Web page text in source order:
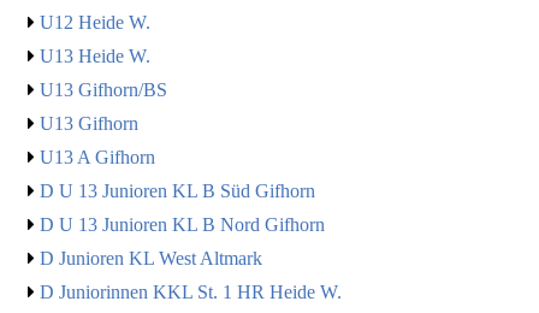
U12 Heide W.
U13 Heide W.
U13 Gifhorn/BS
U13 Gifhorn
U13 A Gifhorn
D U 13 Junioren KL B Süd Gifhorn
D U 13 Junioren KL B Nord Gifhorn
D Junioren KL West Altmark
D Juniorinnen KKL St. 1 HR Heide W.